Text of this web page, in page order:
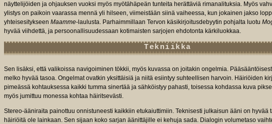
näyttelijöiden ja ohjauksen vuoksi myös myötähäpeän tunteita herättäviä rimanalituksia. Myös
ylistys on paikoin vaarassa mennä yli hilseen, viimeistään siinä vaiheessa, kun jokainen jakso
yhteisesitykseen Maamme-laulusta. Parhaimmillaan Tervon käsikirjoitusdebyytin pohjalta luotu
hyvää viihdettä, ja persoonallisuudessaan kotimaisten sarjojen ehdotonta kärkiluokkaa.
Tekniikka
Sen lisäksi, että valikoissa navigoiminen tökkii, myös kuvassa on joitakin ongelmia.
melko hyvää tasoa. Ongelmat ovatkin yksittäisiä ja niitä esiintyy suhteellisen harvoin. Häiriöiden
pimeässä kohtauksessa kaikki tumma sinertää ja sähköistyy pahasti, toisessa kohdassa kuva
myös jumittuu monessa kohtaa häiritsevästi.
Stereo-ääniraita painottuu onnistuneesti kaikkiin etukaiuttimiin. Teknisesti julkaisun ääni on hyvää
häiriöitä ole lainkaan. Sen sijaan koko sarjan äänittäjille ei kehuja sada. Dialogin volumetaso